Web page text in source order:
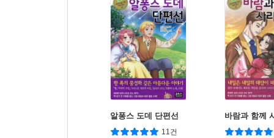
알퐁스 도데 단편선
11건
바람과 함께